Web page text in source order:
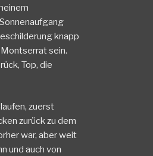
knapp
sein.
Top, die
zuerst
zurück zu dem
war, aber weit
und auch von